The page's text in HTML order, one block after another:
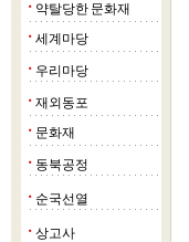
■ 약탈당한 문화재
■ 세계마당
■ 우리마당
■ 재외동포
■ 문화재
■ 동북공정
■ 순국선열
■ 상고사